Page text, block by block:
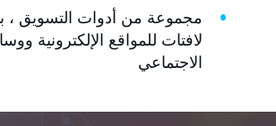
مجموعة من أدوات التسويق ،
لافتات للمواقع الإلكترونية
الاجتماعي